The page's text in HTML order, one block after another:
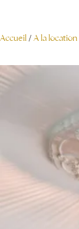
Accueil / A la location